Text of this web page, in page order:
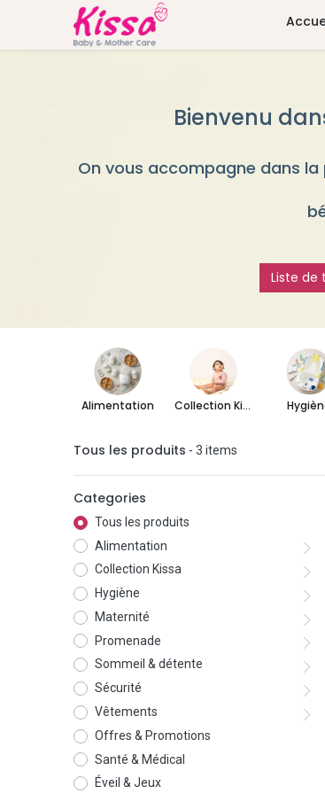
Bienvenu
On vous accompagne dans
Liste de
Alimentation Collection Kissa
Tous les produits - 3 items
Categories
Tous les produits
Alimentation
Collection Kissa
Hygiène
Maternité
Promenade
Sommeil & détente
Sécurité
Vêtements
Offres & Promotions
Santé & Médical
Éveil & Jeux